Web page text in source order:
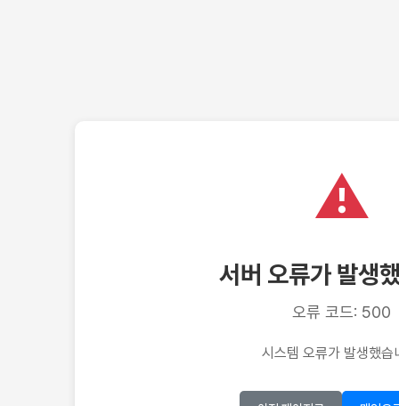
⚠️
서버 오류가 발생
오류 코드: 500
시스템 오류가 발생했습